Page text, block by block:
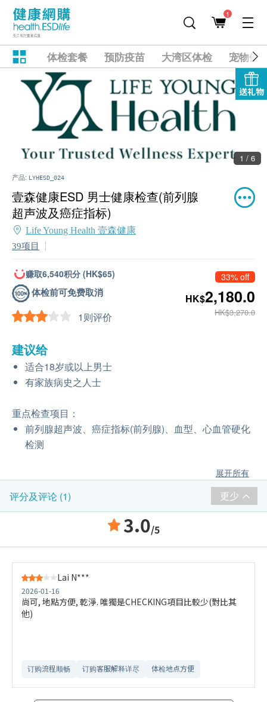
1
体检套餐 预防疫苗 大湾区体检 宠物健
送礼物
1 / 6
产品: LYHESD_024
壹森健康ESD 男士健康检查(前列腺
超声波及癌症指标)
Life Young Health 壹森健康
39项目
赚取6,540积分 (HK$65)
体检前可免费取消
1则评价
33% off
HK$2,180.0
HK$3,270.0
建议给
适合18岁或以上男士
有家族病史之人士
重点检查项目：
前列腺超声波、癌症指标(前列腺)、血型、心血管硬化
检测
展开所有
评分及评论 (1) 更少
3.0/5
Lai N***
2026-01-16
尚可, 地點方便, 乾淨. 唯獨是CHECKING項目比較少(對比其
他)
订购流程顺畅 订购客服解释详尽 体检地点方便